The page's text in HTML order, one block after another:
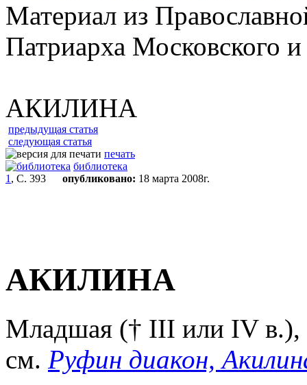
Материал из
Патриарха Московского
АКИЛИНА
предыдущая статья
следующая статья
печать
библиотека
1 , С. 393 опубликовано: 18 марта 2008г.
АКИЛИНА
Младшая († III или IV в.),
см. Руфин диакон,